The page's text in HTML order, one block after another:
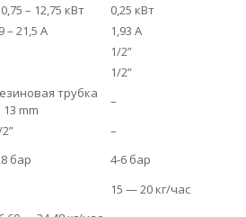
– 12,75 кВт
0,25 кВт
– 21,5 А
1,93 А
1/2”
1/2”
трубка
mm
–
–
бар
4-6 бар
15 — 20 кг/час